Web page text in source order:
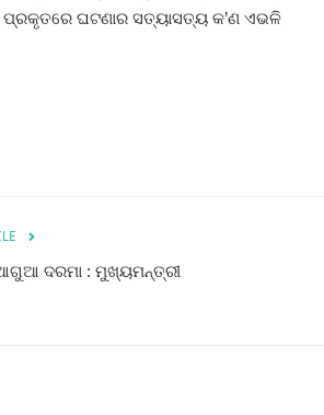
ପ୍ରକୃତରେ ଘଟଣାର ସତ୍ୟାସତ୍ୟ କ’ଣ ଏଭଳି
ଦରମା : ମୁଖ୍ୟମନ୍ତ୍ରୀ